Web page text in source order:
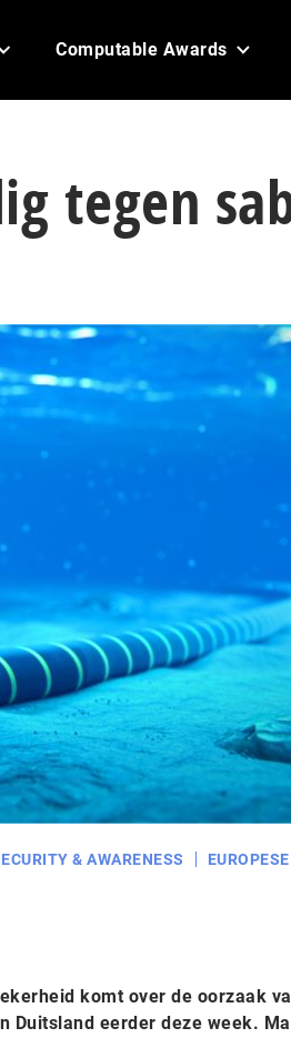
Computable Awards
tegen
& AWARENESS
komt over de oorzaak
Duitsland eerder deze week.